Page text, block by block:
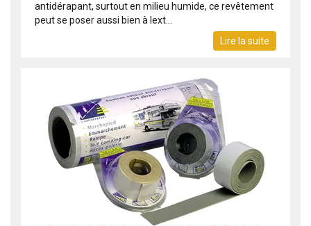
antidérapant, surtout en milieu humide, ce revêtement
peut se poser aussi bien à lext...
Lire la suite